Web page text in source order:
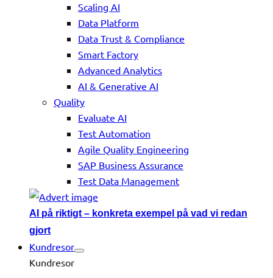
Scaling AI
Data Platform
Data Trust & Compliance
Smart Factory
Advanced Analytics
AI & Generative AI
Quality
Evaluate AI
Test Automation
Agile Quality Engineering
SAP Business Assurance
Test Data Management
AI på riktigt – konkreta exempel på vad vi redan
gjort
Kundresor
Kundresor